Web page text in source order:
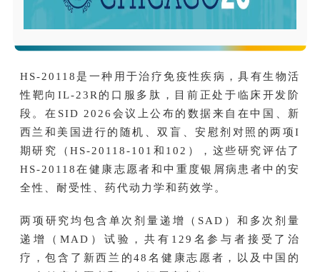
HS-20118是一种用于治疗免疫性疾病，具有生物活
性靶向IL-23R的口服多肽，目前正处于临床开发阶
段。在SID 2026会议上公布的数据来自在中国、新
西兰和美国进行的随机、双盲、安慰剂对照的两项I
期研究（HS-20118-101和102），这些研究评估了
HS-20118在健康志愿者和中重度银屑病患者中的安
全性、耐受性、药代动力学和药效学。
两项研究均包含单次剂量递增（SAD）和多次剂量
递增（MAD）试验，共有129名参与者接受了治
疗，包含了新西兰的48名健康志愿者，以及中国的